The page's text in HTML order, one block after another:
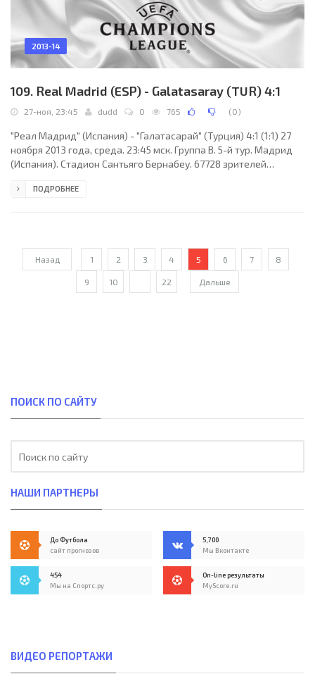
2013-14
109. Real Madrid (ESP) - Galatasaray (TUR) 4:1
27-ноя, 23:45 dudd 0 765 (0)
"Реал Мадрид" (Испания) - "Галатасарай" (Турция) 4:1 (1:1) 27
ноября 2013 года, среда. 23:45 мск. Группа B. 5-й тур. Мадрид
(Испания). Стадион Сантьяго Бернабеу. 67728 зрителей
Шотландия), Мартин Крайанс (Шотландия), Уильям Конкуэр
Альваро Арбелоа, Хесе (Начо, 28),
ПОДРОБНЕЕ
Назад 1 2 3 4 5 6 7 8
9 10 22 Дальше
ПОИСК ПО САЙТУ
НАШИ ПАРТНЕРЫ
До Футбола
сайт прогнозов
5,700
Мы Вконтакте
454
Мы на Спортс.ру
On-line результаты
MyScore.ru
ВИДЕО РЕПОРТАЖИ